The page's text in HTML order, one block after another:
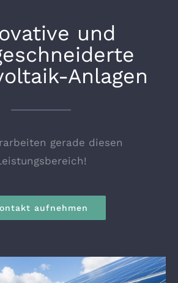
und
Anlagen
gerade diesen
aufnehmen